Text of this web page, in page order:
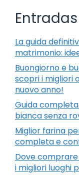
La guida
matrimonio:
Buongiorno e
scopri i migliori
nuovo anno!
Guida
bianca senza
Miglior farina
completa e
Dove
i migliori luoghi